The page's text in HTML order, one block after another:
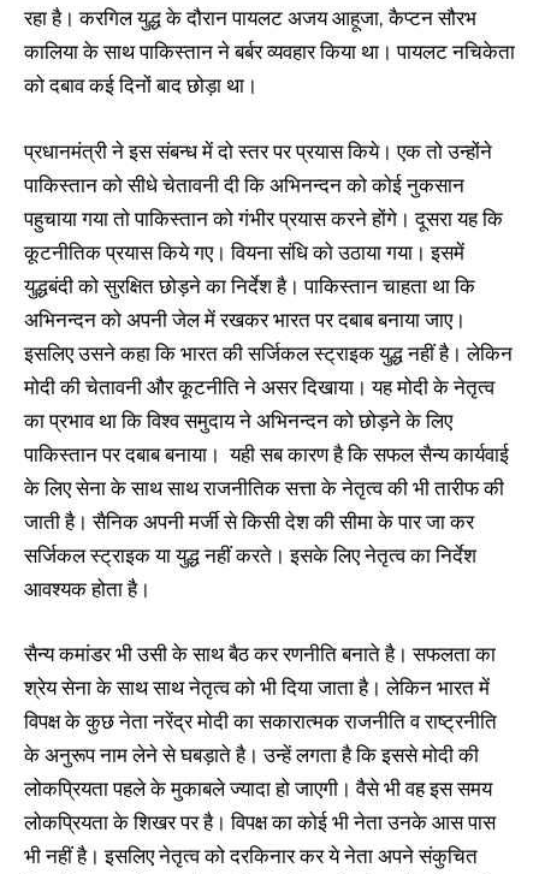
रहा है। करगिल युद्ध के दौरान पायलट अजय आहूजा, कैप्टन सौरभ
कालिया के साथ पाकिस्तान ने बर्बर व्यवहार किया था। पायलट नचिकेता
को दबाव कई दिनों बाद छोड़ा था।
प्रधानमंत्री ने इस संबन्ध में दो स्तर पर प्रयास किये। एक तो उन्होंने
पाकिस्तान को सीधे चेतावनी दी कि अभिनन्दन को कोई नुकसान
पहुचाया गया तो पाकिस्तान को गंभीर प्रयास करने होंगे। दूसरा यह कि
कूटनीतिक प्रयास किये गए। वियना संधि को उठाया गया। इसमें
युद्धबंदी को सुरक्षित छोड़ने का निर्देश है। पाकिस्तान चाहता था कि
अभिनन्दन को अपनी जेल में रखकर भारत पर दबाब बनाया जाए।
इसलिए उसने कहा कि भारत की सर्जिकल स्ट्राइक युद्ध नहीं है। लेकिन
मोदी की चेतावनी और कूटनीति ने असर दिखाया। यह मोदी के नेतृत्व
का प्रभाव था कि विश्व समुदाय ने अभिनन्दन को छोड़ने के लिए
पाकिस्तान पर दबाब बनाया। यही सब कारण है कि सफल सैन्य कार्यवाई
के लिए सेना के साथ साथ राजनीतिक सत्ता के नेतृत्व की भी तारीफ की
जाती है। सैनिक अपनी मर्जी से किसी देश की सीमा के पार जा कर
सर्जिकल स्ट्राइक या युद्ध नहीं करते। इसके लिए नेतृत्व का निर्देश
आवश्यक होता है।
सैन्य कमांडर भी उसी के साथ बैठ कर रणनीति बनाते है। सफलता का
श्रेय सेना के साथ साथ नेतृत्व को भी दिया जाता है। लेकिन भारत में
विपक्ष के कुछ नेता नरेंद्र मोदी का सकारात्मक राजनीति व राष्ट्रनीति
के अनुरूप नाम लेने से घबड़ाते है। उन्हें लगता है कि इससे मोदी की
लोकप्रियता पहले के मुकाबले ज्यादा हो जाएगी। वैसे भी वह इस समय
लोकप्रियता के शिखर पर है। विपक्ष का कोई भी नेता उनके आस पास
भी नहीं है। इसलिए नेतृत्व को दरकिनार कर ये नेता अपने संकुचित